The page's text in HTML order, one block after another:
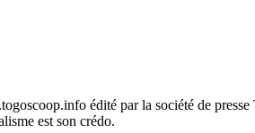
édité par la société de
est son crédo.